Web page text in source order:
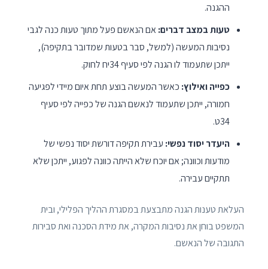
ההגנה.
טעות במצב דברים:אם הנאשם פעל מתוך טעות כנה לגבי
נסיבות המעשה (למשל, סבר בטעות שמדובר בתקיפה),
ייתכן שתעמוד לו הגנה לפי סעיף 34יח לחוק.
כפייה ואילוץ: כאשר המעשה בוצע תחת איום מיידי לפגיעה
חמורה, ייתכן שתעמוד לנאשם הגנה של כפייה לפי סעיף
34ט.
היעדר יסוד נפשי: עבירת תקיפה דורשת יסוד נפשי של
מודעות וכוונה; אם יוכח שלא הייתה כוונה לפגוע, ייתכן שלא
תתקיים עבירה.
העלאת טענות הגנה מתבצעת במסגרת ההליך הפלילי, ובית
המשפט בוחן את נסיבות המקרה, את מידת הסכנה ואת סבירות
התגובה של הנאשם.